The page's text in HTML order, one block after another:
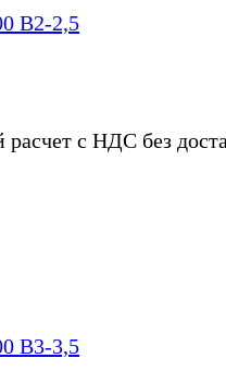
В2-2,5
с НДС без
В3-3,5